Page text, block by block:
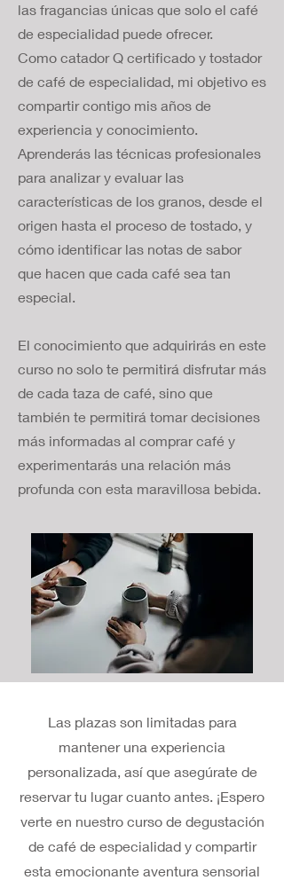
las fragancias únicas que solo el café
de especialidad puede ofrecer.
Como catador Q certificado y tostador
de café de especialidad, mi objetivo es
compartir contigo mis años de
experiencia y conocimiento.
Aprenderás las técnicas profesionales
para analizar y evaluar las
características de los granos, desde el
origen hasta el proceso de tostado, y
cómo identificar las notas de sabor
que hacen que cada café sea tan
especial.
El conocimiento que adquirirás en este
curso no solo te permitirá disfrutar más
de cada taza de café, sino que
también te permitirá tomar decisiones
más informadas al comprar café y
experimentarás una relación más
profunda con esta maravillosa bebida.
Las plazas son limitadas para
mantener una experiencia
personalizada, así que asegúrate de
reservar tu lugar cuanto antes. ¡Espero
verte en nuestro curso de degustación
de café de especialidad y compartir
esta emocionante aventura sensorial